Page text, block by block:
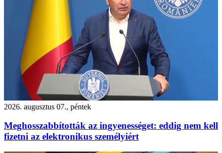
2026. augusztus 07., péntek
Meghosszabbították az ingyenességet: eddig nem kell
fizetni az elektronikus személyiért